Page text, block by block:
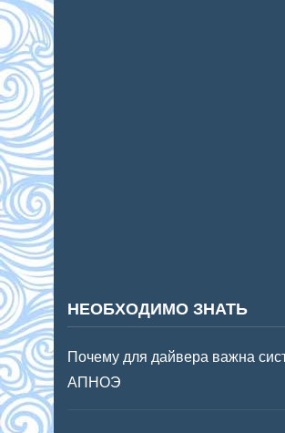
НЕОБХОДИМО ЗНАТЬ
Почему для дайвера важна
АПНОЭ